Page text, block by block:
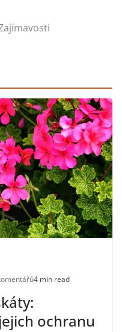
4 min read
ochranu